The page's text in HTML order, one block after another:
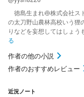
徳島生まれ🍥株式会社ス
の太刀野山農林高校いう狸
りなどを妄想してはしょ
る
作者の他の小説
作者のおすすめレビュー
近況ノート